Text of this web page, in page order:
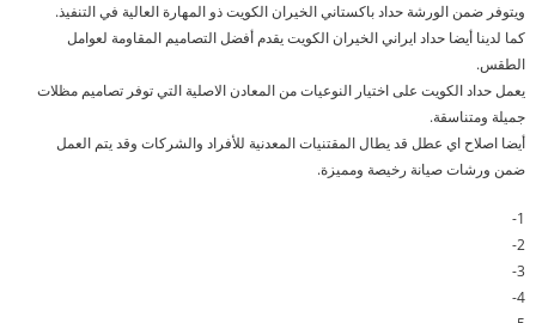
ويتوفر ضمن الورشة حداد باكستاني الخيران الكويت ذو المهارة العالية في التنفيذ.
كما لدينا أيضا حداد ايراني الخيران الكويت يقدم أفضل التصاميم المقاومة لعوامل
الطقس.
يعمل حداد الكويت على اختيار النوعيات من المعادن الاصلية التي توفر تصاميم مظلات
جميلة ومتناسقة.
أيضا اصلاح اي عطل قد يطال المقتنيات المعدنية للأفراد والشركات وقد يتم العمل
ضمن ورشات صيانة رخيصة ومميزة.
1-
2-
3-
4-